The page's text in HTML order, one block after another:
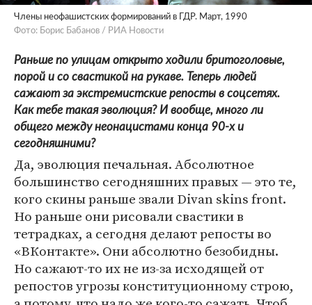
Члены неофашистских формирований в ГДР. Март, 1990
Фото: Борис Бабанов / РИА Новости
Раньше по улицам открыто ходили бритоголовые,
порой и со свастикой на рукаве. Теперь людей
сажают за экстремистские репосты в соцсетях.
Как тебе такая эволюция? И вообще, много ли
общего между неонацистами конца 90-х и
сегодняшними?
Да, эволюция печальная. Абсолютное
большинство сегодняшних правых — это те,
кого скины раньше звали Divan skins front.
Но раньше они рисовали свастики в
тетрадках, а сегодня делают репосты во
«ВКонтакте». Они абсолютно безобидны.
Но сажают-то их не из-за исходящей от
репостов угрозы конституционному строю,